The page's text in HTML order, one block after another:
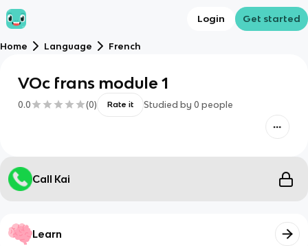
Login Get started
Home Language French
VOc frans module 1
0.0 (0) Rate it Studied by 0 people
Call Kai
Learn